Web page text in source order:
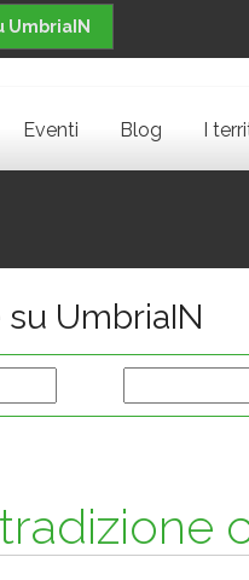
UmbriaIN
Eventi Blog I
UmbriaIN